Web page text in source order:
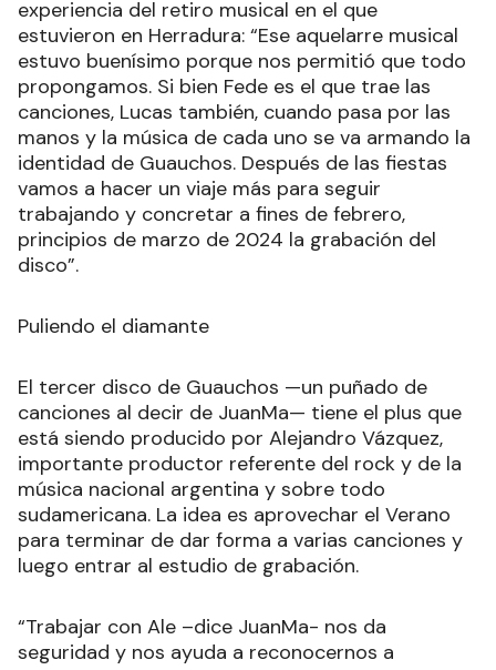
experiencia del retiro musical en el que
estuvieron en Herradura: “Ese aquelarre musical
estuvo buenísimo porque nos permitió que todo
propongamos. Si bien Fede es el que trae las
canciones, Lucas también, cuando pasa por las
manos y la música de cada uno se va armando la
identidad de Guauchos. Después de las fiestas
vamos a hacer un viaje más para seguir
trabajando y concretar a fines de febrero,
principios de marzo de 2024 la grabación del
disco”.
Puliendo el diamante
El tercer disco de Guauchos —un puñado de
canciones al decir de JuanMa— tiene el plus que
está siendo producido por Alejandro Vázquez,
importante productor referente del rock y de la
música nacional argentina y sobre todo
sudamericana. La idea es aprovechar el Verano
para terminar de dar forma a varias canciones y
luego entrar al estudio de grabación.
“Trabajar con Ale –dice JuanMa- nos da
seguridad y nos ayuda a reconocernos a